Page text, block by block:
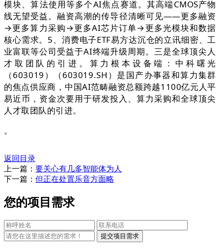
模块、算法使用等多个AI焦点赛道。其高端CMOS产物
线无望受益。融资高潮的传导径清晰可见——更多融资
→更多算力采购→更多AI芯片订单→更多光模块和数据
核心需求。5、消费电子ETF易方达沉仓的立讯细密、工
业富联等公司受益于AI终端升级周期。三是全球顶尖人
才取团队的引进。算力根本设备端：中科曙光
（603019）（603019.SH）是国产办事器和算力集群
的焦点供应商，中国AI范畴融资总额跨越1100亿元人平
易近币，资金次要用于研发投入、算力采购和全球顶尖
人才取团队的引进。
。
返回目录
上一篇： 要关心有几多智能体为人
下一篇： 但正在处置乐音方面略
您的项目需求